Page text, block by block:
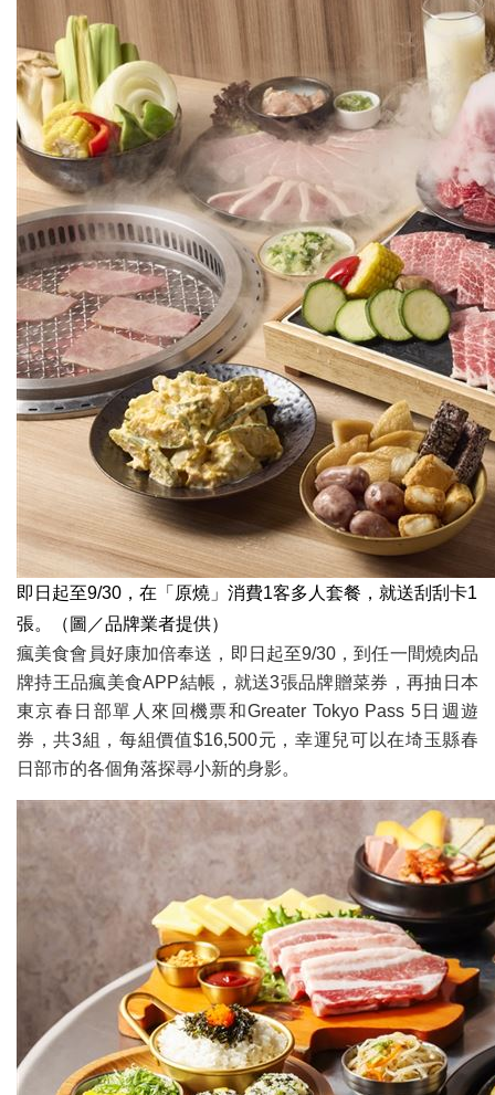
即日起至9/30，在「原燒」消費1客多人套餐，就送刮刮卡1
張。（圖／品牌業者提供）
瘋美食會員好康加倍奉送，即日起至9/30，到任一間燒肉品
牌持王品瘋美食APP結帳，就送3張品牌贈菜券，再抽日本
東京春日部單人來回機票和Greater Tokyo Pass 5日週遊
券，共3組，每組價值$16,500元，幸運兒可以在埼玉縣春
日部市的各個角落探尋小新的身影。